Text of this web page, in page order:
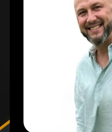
* Garant obligatoire *
À proximité : bus,
Jean Jacques
épicerie. Accès
A visité sans tarder